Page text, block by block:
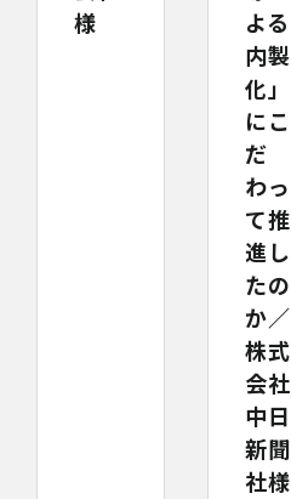
様
よる
内製
化」
にこ
だ
わっ
て推
進し
たの
か／
株式
会社
中日
新聞
社様